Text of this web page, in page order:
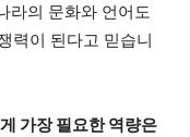
라의 문화와 언어도
력이 된다고 믿습니
가장 필요한 역량은